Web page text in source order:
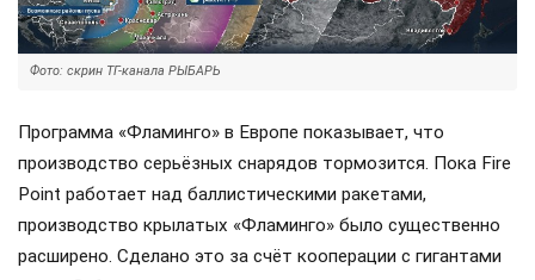
Фото: скрин ТГ-канала РЫБАРЬ
Программа «Фламинго» в Европе показывает, что
производство серьёзных снарядов тормозится. Пока Fire
Point работает над баллистическими ракетами,
производство крылатых «Фламинго» было существенно
расширено. Сделано это за счёт кооперации с гигантами